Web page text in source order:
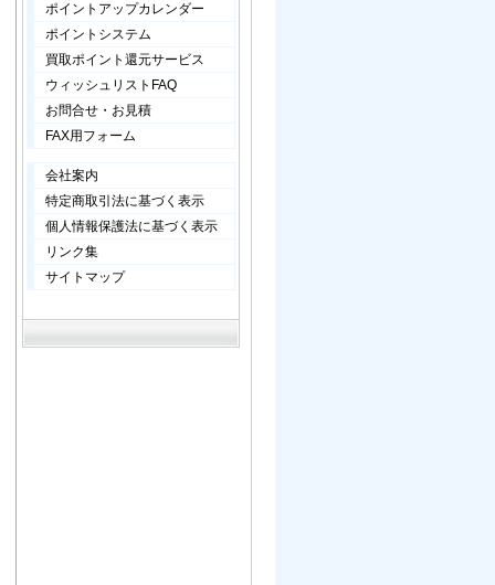
ポイントアップカレンダー
ポイントシステム
買取ポイント還元サービス
ウィッシュリストFAQ
お問合せ・お見積
FAX用フォーム
会社案内
特定商取引法に基づく表示
個人情報保護法に基づく表示
リンク集
サイトマップ